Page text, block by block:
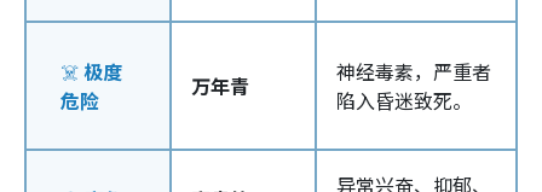
☠️极度
危险
万年青
神经毒素，严重者
陷入昏迷致死。
异常兴奋、抑郁、